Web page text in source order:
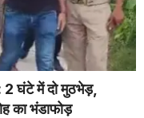
में दो मुठभेड़,
का भंडाफोड़